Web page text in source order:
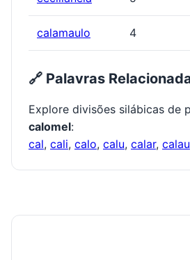
calamaulo 4
🔗 Palavras
Explore divisões silábicas de
calomel:
cal, cali, calo, calu, calar, calau